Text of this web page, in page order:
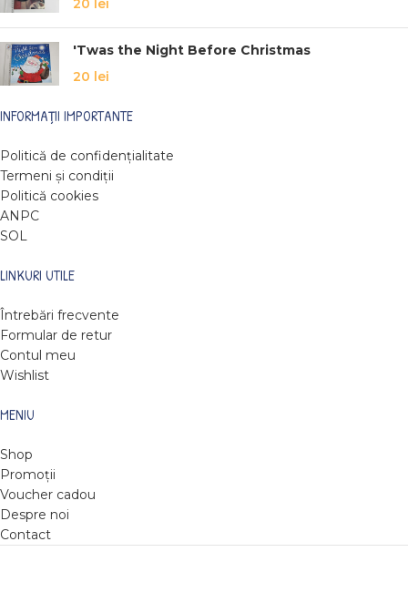
'Twas the Night Before Christmas
20 lei
INFORMAȚII IMPORTANTE
Politică de confidențialitate
Termeni și condiții
Politică cookies
ANPC
SOL
LINKURI UTILE
Întrebări frecvente
Formular de retur
Contul meu
Wishlist
MENIU
Shop
Promoții
Voucher cadou
Despre noi
Contact